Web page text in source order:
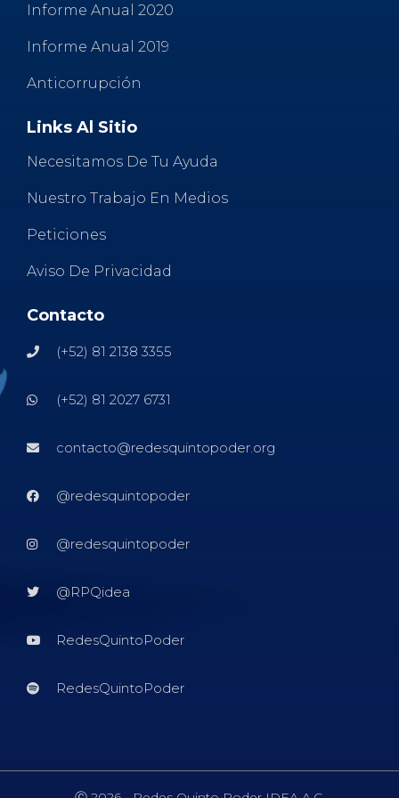
Informe Anual 2020
Informe Anual 2019
Anticorrupción
Links Al Sitio
Necesitamos De Tu Ayuda
Nuestro Trabajo En Medios
Peticiones
Aviso De Privacidad
Contacto
(+52) 81 2138 3355
(+52) 81 2027 6731
contacto@redesquintopoder.org
@redesquintopoder
@redesquintopoder
@RPQidea
RedesQuintoPoder
RedesQuintoPoder